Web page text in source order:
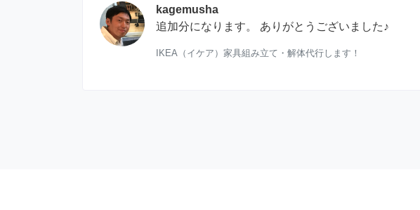
kagemusha
追加分になります。 ありがとうございました♪
IKEA（イケア）家具組み立て・解体代行します！